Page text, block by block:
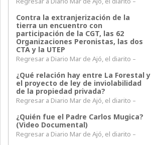
Contra la extranjerización de la
tierra un encuentro con
participación de la CGT, las 62
Organizaciones Peronistas, las dos
CTA y la UTEP
Regresar a Diario Mar de Ajó, el diarito –
¿Qué relación hay entre La Forestal y
el proyecto de ley de inviolabilidad
de la propiedad privada?
Regresar a Diario Mar de Ajó, el diarito –
¿Quién fue el Padre Carlos Mugica?
(Video Documental)
Regresar a Diario Mar de Ajó, el diarito –